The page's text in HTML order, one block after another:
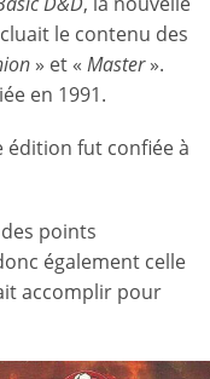
le contenu des
» et « Master».
en 1991.
édition fut confiée à
points
également celle
accomplir pour